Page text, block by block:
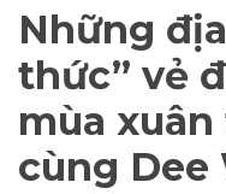
Những
thức” vẻ
mùa
cùng Dee